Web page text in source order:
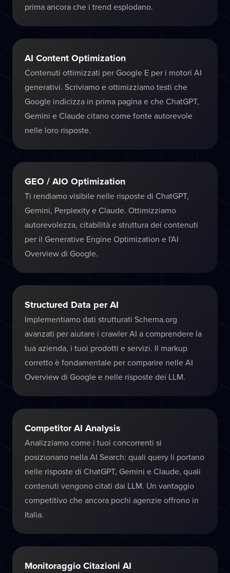
prima ancora che i trend esplodano.
AI Content Optimization
Contenuti ottimizzati per Google E per i motori AI
generativi. Scriviamo e ottimizziamo testi che
Google indicizza in prima pagina e che ChatGPT,
Gemini e Claude citano come fonte autorevole
nelle loro risposte.
GEO / AIO Optimization
Ti rendiamo visibile nelle risposte di ChatGPT,
Gemini, Perplexity e Claude. Ottimizziamo
autorevolezza, citabilità e struttura dei contenuti
per il Generative Engine Optimization e l'AI
Overview di Google.
Structured Data per AI
Implementiamo dati strutturati Schema.org
avanzati per aiutare i crawler AI a comprendere la
tua azienda, i tuoi prodotti e servizi. Il markup
corretto è fondamentale per comparire nelle AI
Overview di Google e nelle risposte dei LLM.
Competitor AI Analysis
Analizziamo come i tuoi concorrenti si
posizionano nella AI Search: quali query li portano
nelle risposte di ChatGPT, Gemini e Claude, quali
contenuti vengono citati dai LLM. Un vantaggio
competitivo che ancora pochi agenzie offrono in
Italia.
Monitoraggio Citazioni AI